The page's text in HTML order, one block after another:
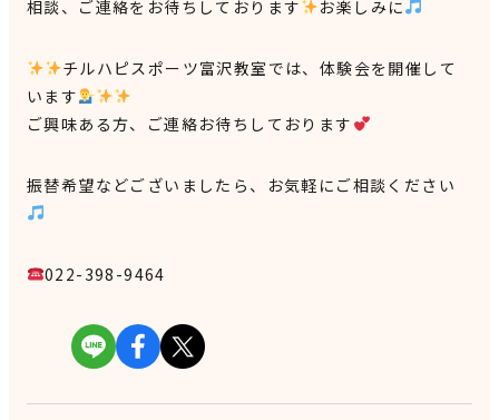
相談、ご連絡をお待ちしております
お楽しみに
チルハピスポーツ富沢教室では、体験会を開催して
います
ご興味ある方、ご連絡お待ちしております
振替希望などございましたら、お気軽にご相談ください
022-398-9464